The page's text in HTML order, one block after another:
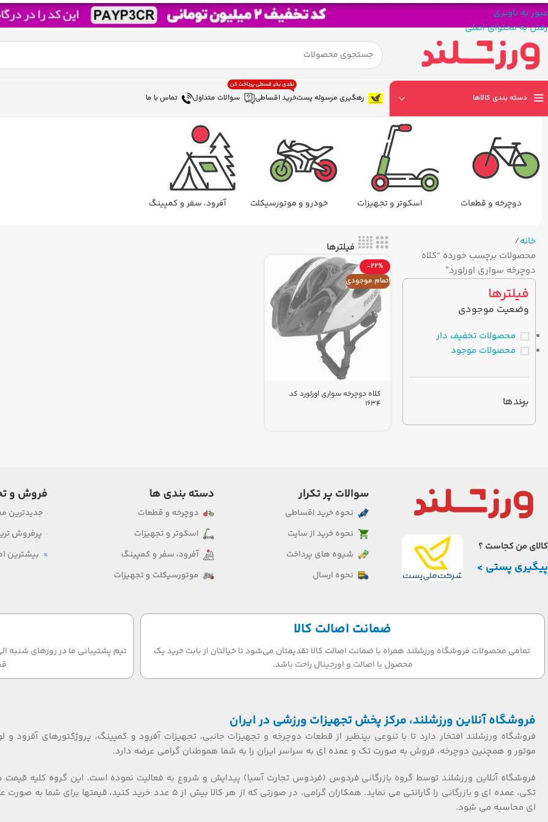
عبور به ناوبری
رفتن به محتوای اصلی
دسته بندی کالاها رهگیری مرسوله پستخرید اقساطی
نقدی بخر، قسطی پرداخت کن
سوالات متداول تماس با ما
دوچرخه و قطعات اسکوتر و تجهیزات خودرو و موتورسیکلت آفرود، سفر و کمپینگ
خانه
محصولات برچسب خورده “کلاه
دوچرخه سواری اورلورد”
فیلترها
وضعیت موجودی
محصولات تخفیف دار
محصولات موجود
برندها
فیلترها
-22%
اتمام موجودی
کلاه دوچرخه سواری اورلورد کد
1634
کالای من کجاست ؟
پیگیری پستی >
سوالات پر تکرار
نحوه خرید اقساطی
نحوه خرید از سایت
شیوه های پرداخت
نحوه ارسال
دسته بندی ها
دوچرخه و قطعات
اسکوتر و تجهیزات
آفرود، سفر و کمپینگ
موتورسیکلت و تجهیزات
فروش و
جدیدترین
پرفروش
بیشترین
ضمانت اصالت کالا
تمامی محصولات فروشگاه ورزشلند همراه با ضمانت اصالت کالا تقدیمتان می‌شود تا خیالتان از بابت خرید یک
محصول با اصالت و اورجینال راحت باشد.
فروشگاه آنلاین ورزشلند، مرکز پخش تجهیزات ورزشی در ایران
فروشگاه ورزشلند افتخار دارد تا با تنوعی بینظیر از قطعات دوچرخه و تجهیزات جانبی، تجهیزات آفرود و کمپینگ، پروژکتورهای آفرود و
موتور و همچنین دوچرخه، فروش به صورت تک و عمده ای به سراسر ایران را به شما هموطنان گرامی عرضه دارد.
فروشگاه آنلاین ورزشلند توسط گروه بازرگانی فردوس (فردوس تجارت آسیا) پیدایش و شروع به فعالیت نموده است. این گروه کلیه قیمت
تکی، عمده ای و بازرگانی را گارانتی می نماید. همکاران گرامی، در صورتی که از هر کالا بیش از ۵ عدد خرید کنید، قیمتها برای شما
ای محاسبه می شود.